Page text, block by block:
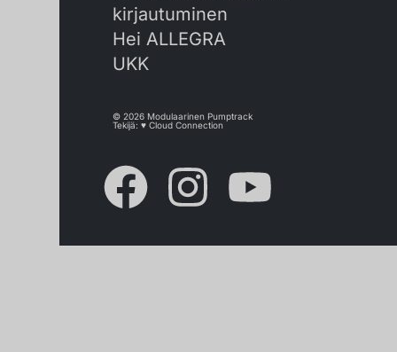
kirjautuminen
Hei ALLEGRA
UKK
© 2026 Modulaarinen Pumptrack
Tekijä: ♥Cloud Connection